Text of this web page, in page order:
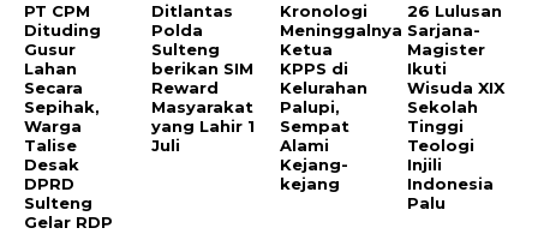
PT CPM
Dituding
Gusur
Lahan
Secara
Sepihak,
Warga
Talise
Desak
DPRD
Sulteng
Gelar RDP
Ditlantas
Polda
Sulteng
berikan SIM
Reward
Masyarakat
yang Lahir 1
Juli
Kronologi
Meninggalnya
Ketua
KPPS di
Kelurahan
Palupi,
Sempat
Alami
Kejang-
kejang
26 Lulusan
Sarjana-
Magister
Ikuti
Wisuda XIX
Sekolah
Tinggi
Teologi
Injili
Indonesia
Palu